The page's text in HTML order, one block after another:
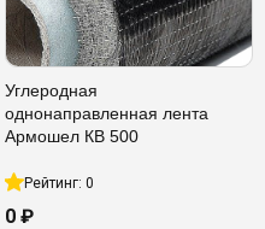
Углеродная
однонаправленная лента
Армошел КВ 500
Рейтинг: 0
0 ₽